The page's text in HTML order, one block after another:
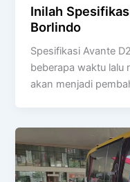
Inilah
Borlindo
Spesifikasi Avante
beberapa waktu lalu
akan menjadi